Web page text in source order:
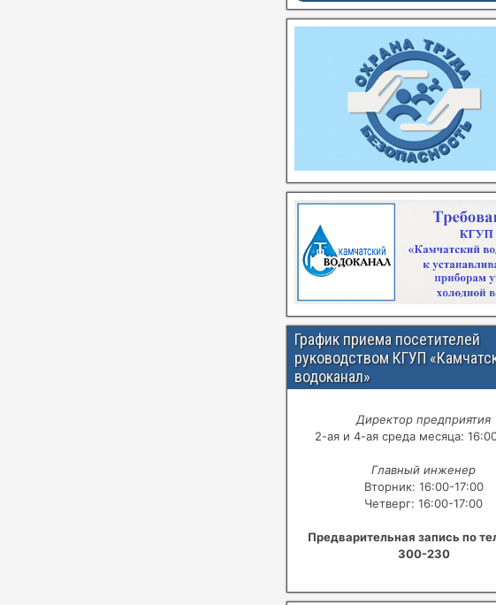
График приема посетителей
руководством КГУП
водоканал»
Директор предприятия
2-ая и 4-ая среда месяца:
Главный инженер
Вторник: 16:00-17:00
Четверг: 16:00-17:00
Предварительная запись по
300-230